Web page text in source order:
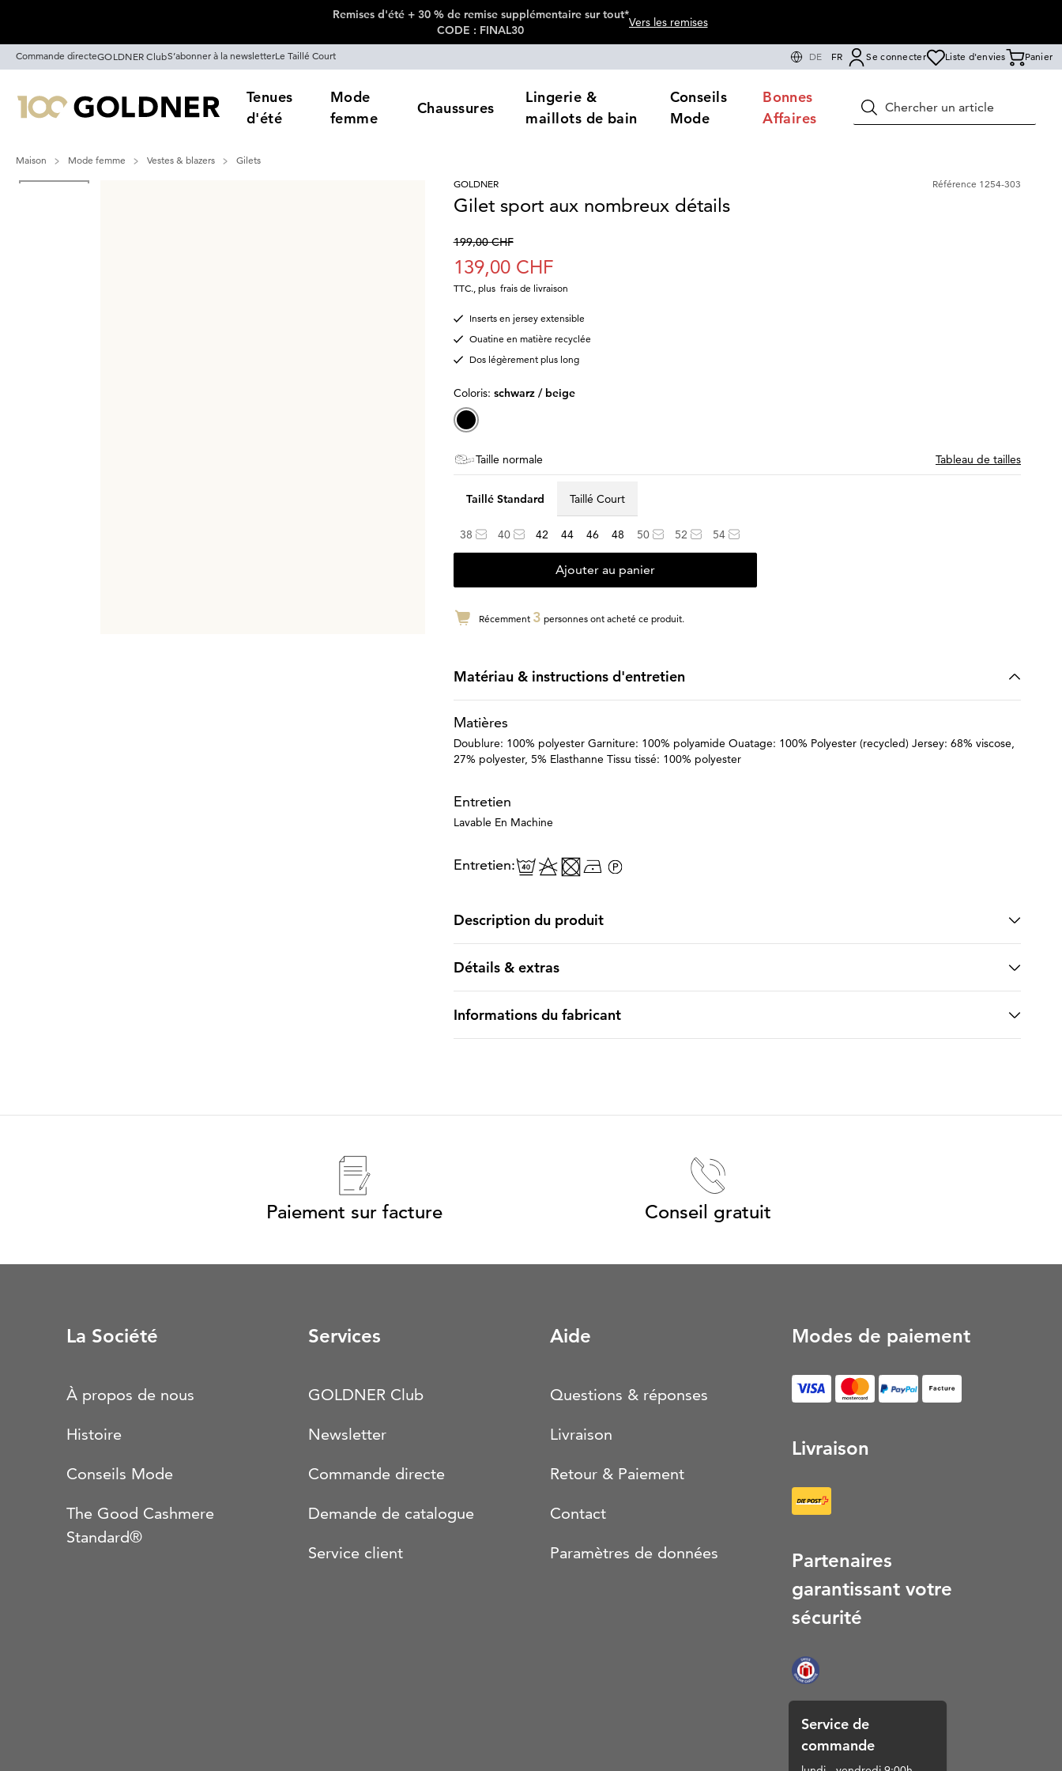
Remises d'été + 30 % de remise supplémentaire sur tout*
CODE : FINAL30
Vers les remises
Commande directeGOLDNER ClubS’abonner à la newsletterLe Taillé Court DE FR Se connecter Liste d'envies Panier
Tenues
d'été
Mode
femme
Chaussures
Lingerie &
maillots de bain
Conseils
Mode
Bonnes
Affaires
Rechercher
Maison Mode femme Vestes & blazers
Gilets
GOLDNER
Référence 1254-303
Gilet sport aux nombreux détails
199,00 CHF
139,00 CHF
TTC., plus frais de livraison
Inserts en jersey extensible
Ouatine en matière recyclée
Dos légèrement plus long
Coloris: schwarz / beige
Taille normale Tableau de tailles
Taillé Standard Taillé Court
38 40 42 44 46 48 50 52 54
Ajouter au panier
Récemment 3 personnes ont acheté ce produit.
Matériau & instructions d'entretien
Matières
Doublure: 100% polyester Garniture: 100% polyamide Ouatage: 100% Polyester (recycled) Jersey: 68% viscose,
27% polyester, 5% Elasthanne Tissu tissé: 100% polyester
Entretien
Lavable En Machine
Entretien:
Description du produit
Détails & extras
Informations du fabricant
Paiement sur facture Conseil gratuit
La Société
À propos de nous
Histoire
Conseils Mode
The Good Cashmere
Standard®
Services
GOLDNER Club
Newsletter
Commande directe
Demande de catalogue
Service client
Aide
Questions & réponses
Livraison
Retour & Paiement
Contact
Paramètres de données
Modes de paiement
Facture (S’ouvre dans
Livraison
Partenaires
garantissant votre
sécurité
Service de
commande